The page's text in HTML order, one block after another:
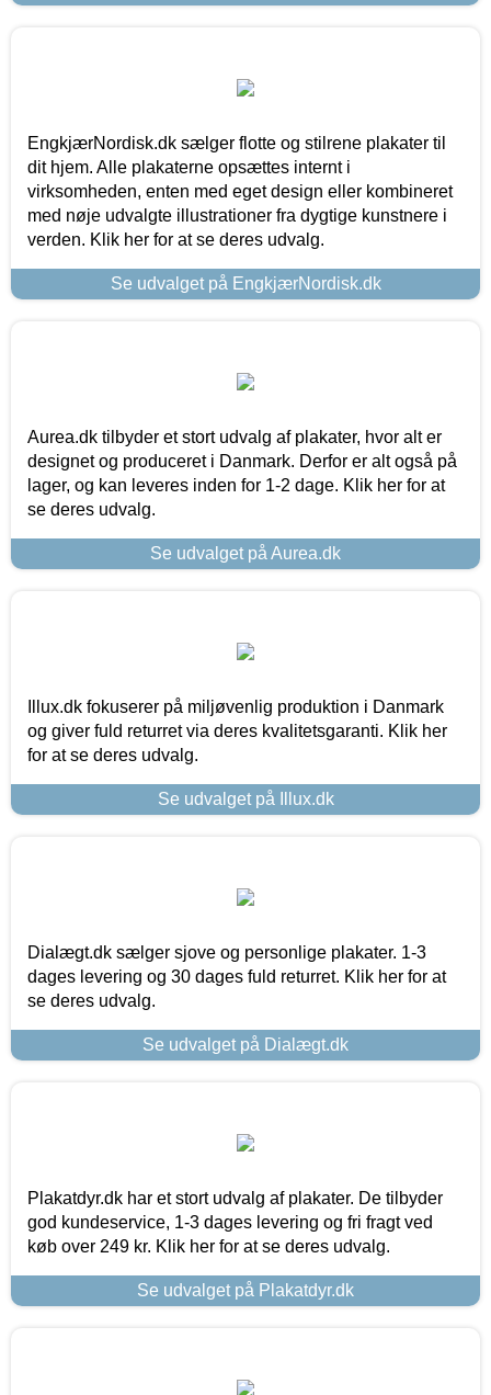
EngkjærNordisk.dk sælger flotte og stilrene plakater til
dit hjem. Alle plakaterne opsættes internt i
virksomheden, enten med eget design eller kombineret
med nøje udvalgte illustrationer fra dygtige kunstnere i
verden. Klik her for at se deres udvalg.
Se udvalget på EngkjærNordisk.dk
Aurea.dk tilbyder et stort udvalg af plakater, hvor alt er
designet og produceret i Danmark. Derfor er alt også på
lager, og kan leveres inden for 1-2 dage. Klik her for at
se deres udvalg.
Se udvalget på Aurea.dk
Illux.dk fokuserer på miljøvenlig produktion i Danmark
og giver fuld returret via deres kvalitetsgaranti. Klik her
for at se deres udvalg.
Se udvalget på Illux.dk
Dialægt.dk sælger sjove og personlige plakater. 1-3
dages levering og 30 dages fuld returret. Klik her for at
se deres udvalg.
Se udvalget på Dialægt.dk
Plakatdyr.dk har et stort udvalg af plakater. De tilbyder
god kundeservice, 1-3 dages levering og fri fragt ved
køb over 249 kr. Klik her for at se deres udvalg.
Se udvalget på Plakatdyr.dk